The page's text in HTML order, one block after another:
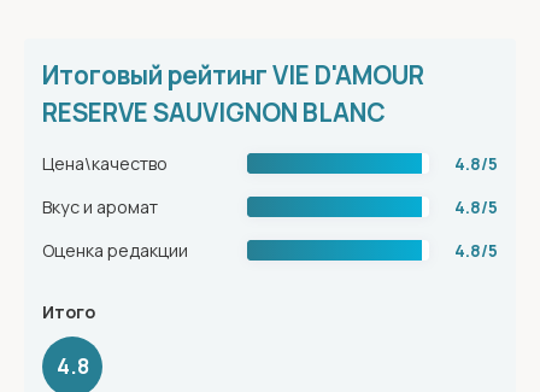
Итоговый рейтинг VIE D'AMOUR
RESERVE SAUVIGNON BLANC
Цена\качество 4.8/5
Вкус и аромат 4.8/5
Оценка редакции 4.8/5
Итого
4.8